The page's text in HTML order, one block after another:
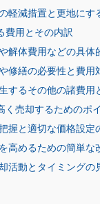
軽減措置と更地にす
費用とその内訳
解体費用などの具体
修繕の必要性と費用
するその他の諸費用
く売却するためのポ
握と適切な価格設定
高めるための簡単な
活動とタイミングの